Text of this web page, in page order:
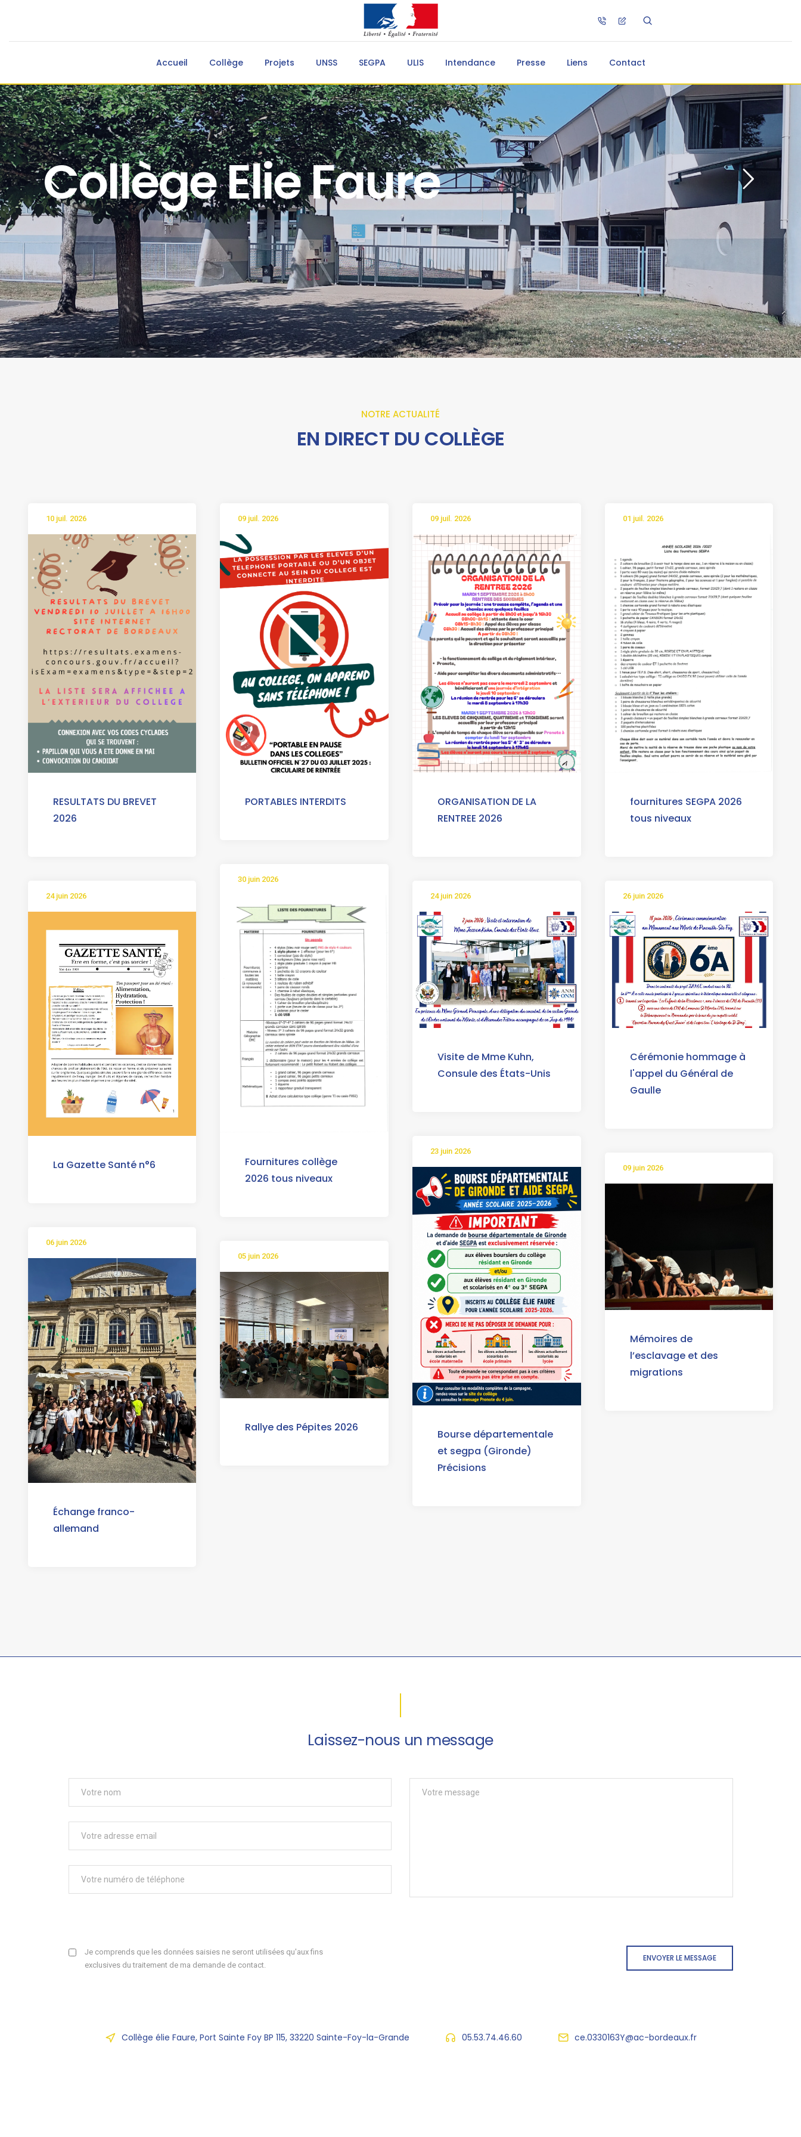
Accueil Collège Projets UNSS SEGPA ULIS Intendance Presse Liens Contact
Collège Elie Faure
NOTRE ACTUALITÉ
EN DIRECT DU COLLÈGE
10 juil. 2026
RESULTATS DU BREVET
2026
09 juil. 2026
PORTABLES INTERDITS
09 juil. 2026
ORGANISATION DE LA
RENTREE 2026
01 juil. 2026
fournitures SEGPA 2026
tous niveaux
30 juin 2026
Fournitures collège
2026 tous niveaux
26 juin 2026
Cérémonie hommage à
l'appel du Général de
Gaulle
24 juin 2026
La Gazette Santé n°6
24 juin 2026
Visite de Mme Kuhn,
Consule des États-Unis
23 juin 2026
Bourse départementale
et segpa (Gironde)
Précisions
09 juin 2026
Mémoires de
l’esclavage et des
migrations
06 juin 2026
Échange franco-
allemand
05 juin 2026
Rallye des Pépites 2026
Laissez-nous un message
Je comprends que les données saisies ne seront utilisées qu'aux fins
exclusives du traitement de ma demande de contact.
ENVOYER LE MESSAGE
Collège élie Faure, Port Sainte Foy BP 115, 33220 Sainte-Foy-la-Grande 05.53.74.46.60 ce.0330163Y@ac-bordeaux.fr